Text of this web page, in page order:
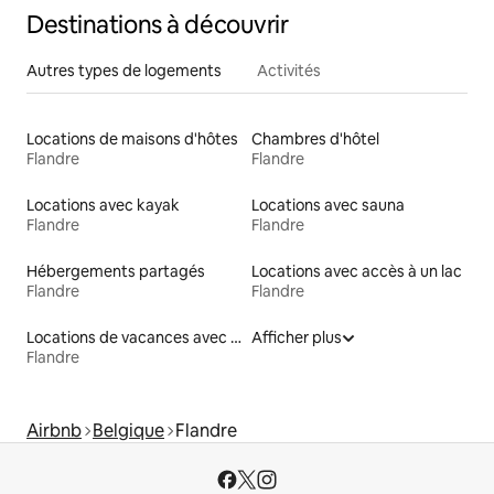
Destinations à découvrir
Autres types de logements Activités
Locations de maisons d'hôtes
Flandre
Chambres d'hôtel
Flandre
Locations avec kayak
Flandre
Locations avec sauna
Flandre
Hébergements partagés
Flandre
Locations avec accès à un lac
Flandre
Locations de vacances avec piscine
Flandre
Afficher plus
Airbnb Belgique Flandre